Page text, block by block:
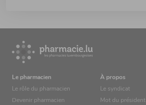
Le pharmacien
Le rôle du pharmacien
Devenir pharmacien
À propos
Le syndicat
Mot du président